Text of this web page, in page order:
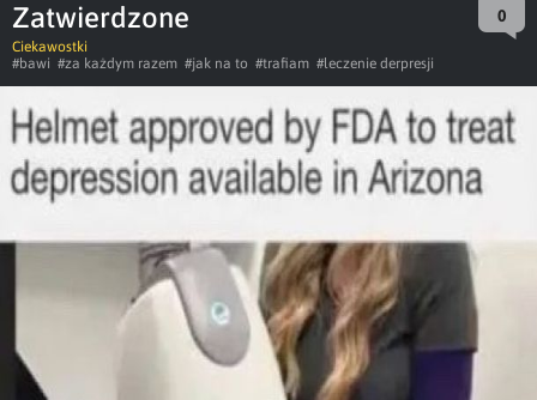
Zatwierdzone 0
Ciekawostki
#bawi #za każdym razem #jak na to #trafiam #leczenie derpresji